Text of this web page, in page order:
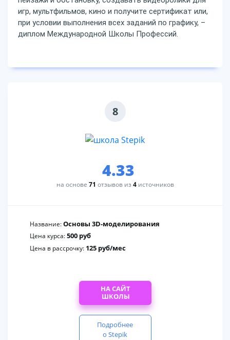
игр, мультфильмов, кино и получите сертификат или,
при условии выполнения всех заданий по графику, –
диплом Международной Школы Профессий.
8
4.33
на основе 71 отзывов из 4источников
Название:Основы 3D-моделирования
Цена курса:500 руб
Цена в рассрочку: 125 руб/мес
НА САЙТ
ШКОЛЫ
Подробнее
о Stepik